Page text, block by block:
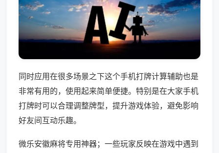
同时应用在很多场景之下这个手机打牌计算辅助也是
非常有用的，使用起来简单便捷。特别是在大家手机
打牌时可以合理调整牌型，提升游戏体验，避免影响
好友间互动乐趣。
微乐安徽麻将专用神器；一些玩家反映在游戏中遇到